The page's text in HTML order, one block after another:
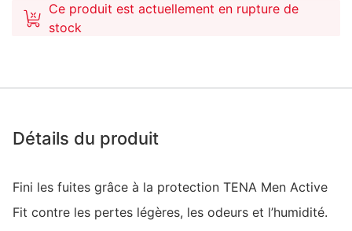
Ce produit est actuellement en rupture de
stock
Détails du produit
Fini les fuites grâce à la protection TENA Men Active
Fit contre les pertes légères, les odeurs et l’humidité.